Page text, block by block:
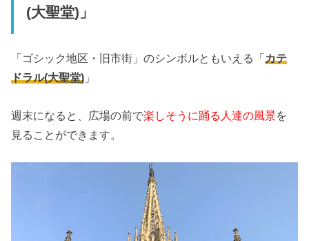
(大聖堂)」
「ゴシック地区・旧市街」のシンボルともいえる「カテ
ドラル(大聖堂) 」
週末になると、広場の前で楽しそうに踊る人達の風景を
見ることができます。